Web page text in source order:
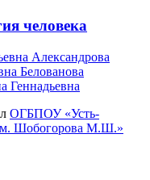
человека
Александрова
Белованова
Геннадьевна
ОГБПОУ «Усть-
Шобогорова М.Ш.»